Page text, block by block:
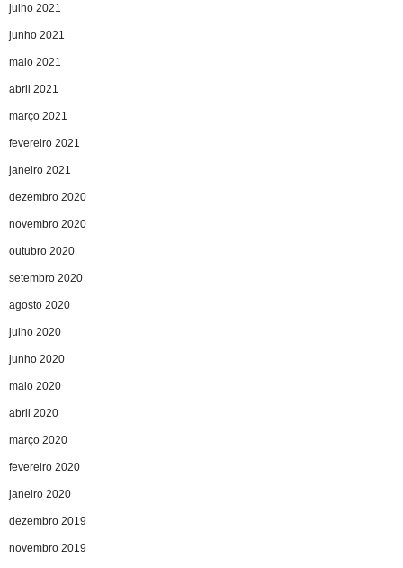
julho 2021
junho 2021
maio 2021
abril 2021
março 2021
fevereiro 2021
janeiro 2021
dezembro 2020
novembro 2020
outubro 2020
setembro 2020
agosto 2020
julho 2020
junho 2020
maio 2020
abril 2020
março 2020
fevereiro 2020
janeiro 2020
dezembro 2019
novembro 2019